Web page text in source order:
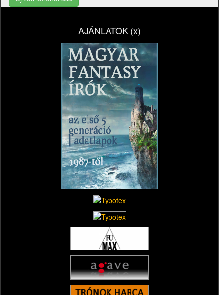
AJÁNLATOK (x)